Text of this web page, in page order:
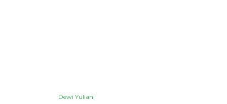
Dewi Yuliani